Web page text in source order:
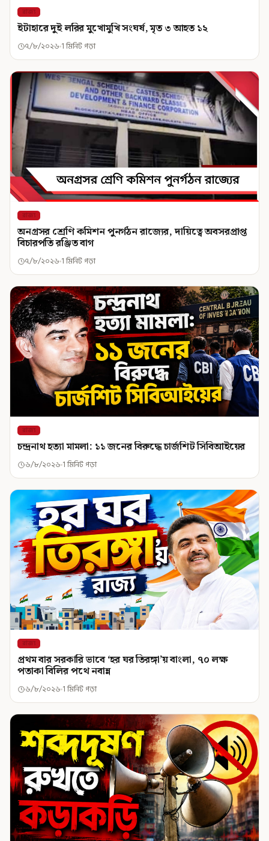
রাজ্য
ইটাহারে দুই লরির মুখোমুখি সংঘর্ষ, মৃত ৩ আহত ১২
৭/৮/২০২৬ 1 মিনিট পড়া
রাজ্য
অনগ্রসর শ্রেণি কমিশন পুনর্গঠন রাজ্যের, দায়িত্বে অবসরপ্রাপ্ত
বিচারপতি রঞ্জিত বাগ
৭/৮/২০২৬ 1 মিনিট পড়া
রাজ্য
চন্দ্রনাথ হত্যা মামলা: ১১ জনের বিরুদ্ধে চার্জশিট সিবিআইয়ের
৬/৮/২০২৬ 1 মিনিট পড়া
রাজ্য
প্রথম বার সরকারি ভাবে ‘হর ঘর তিরঙ্গা’য় বাংলা, ৭০ লক্ষ
পতাকা বিলির পথে নবান্ন
৬/৮/২০২৬ 1 মিনিট পড়া